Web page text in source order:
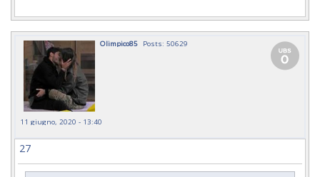
Olimpico85 Posts: 50629
11 giugno, 2020 - 13:40
27